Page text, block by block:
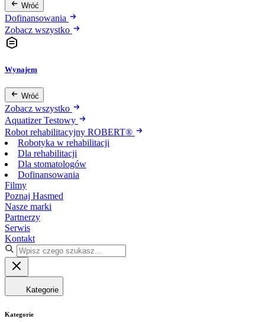
Wróć
Dofinansowania
Zobacz wszystko
Wynajem
Wróć
Zobacz wszystko
Aquatizer Testowy
Robot rehabilitacyjny ROBERT®
Robotyka w rehabilitacji
Dla rehabilitacji
Dla stomatologów
Dofinansowania
Filmy
Poznaj Hasmed
Nasze marki
Partnerzy
Serwis
Kontakt
Kategorie
Kategorie